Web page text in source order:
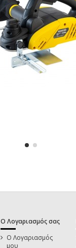
Ο Λογαριασμός σας
Ο Λογαριασμός
μου